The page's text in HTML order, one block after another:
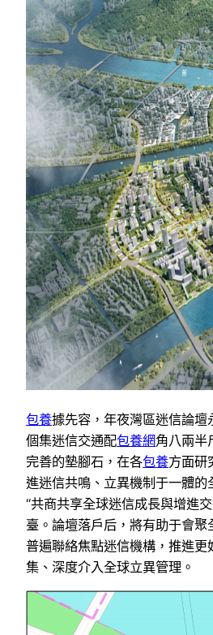
包養據先容，年夜灣區迷信論壇
個集迷信交通配包養網角八兩半
完善的墊腳石，在各包養方面研
進迷信共鳴、立異機制于一體的
“共商共享全球迷信成長與增進
臺。論壇落戶后，將有助于會聚
普遍聯絡焦點迷信機構，推進更
集、深度介入全球立異管理。